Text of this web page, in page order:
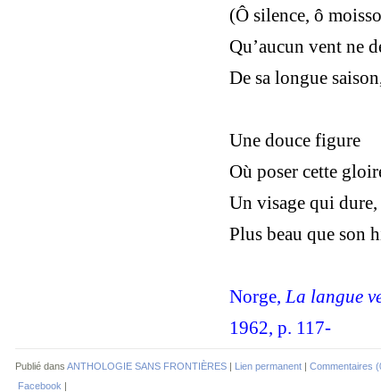
(Ô silence, ô
Qu’aucun vent ne
De sa longue
Une douce figure
Où poser cette
Un visage qui dure,
Plus beau que son
Norge, La langue
1962, p. 117-
Publié dans ANTHOLOGIE SANS FRONTIÈRES | Lien permanent | Commentaires
Facebook |